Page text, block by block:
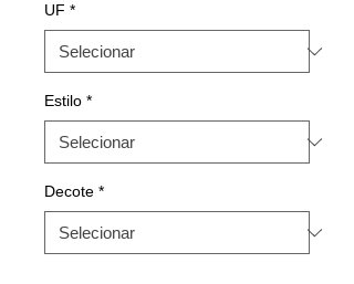
UF *
Estilo *
Decote *